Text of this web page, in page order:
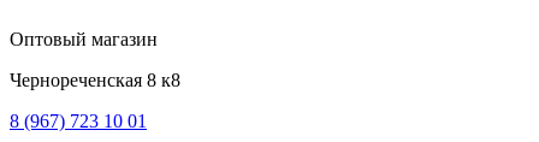
Оптовый магазин
Чернореченская 8 к8
8 (967) 723 10 01